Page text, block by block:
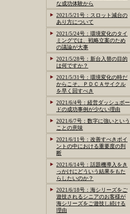
な成功体験から
2021/5/21号：スロット減台の
あり方について
2021/5/24号：環境変化のタイ
ミングでは、戦略立案のため
の議論が大事
2021/5/28号：新台入替の目的
は何ですか？
2021/5/31号：環境変化の時だ
からこそ、ＰＤＣＡサイクル
を早く回すべき
2021/6/4号：経営ダッシュボー
ドの成功事例が少ない理由
2021/6/7号：数字に強いという
ことの意味
2021/6/11号：改善すべきポイ
ントの中における重要度の判
断
2021/6/14号：話題機導入をき
っかけにどういう結果をもた
らしたいのか？
2021/6/18号：海シリーズをご
遊技されるシニアのお客様が
海シリーズをご遊技し続ける
理由